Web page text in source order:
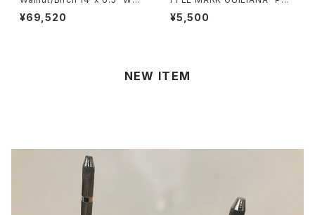
S65BB-VBF Vermillion Bos
¥69,520
WER BEATS” TEE
¥5,500
NEW ITEM